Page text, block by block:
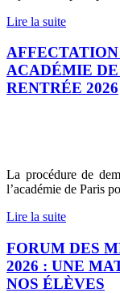
Lire la suite
AFFECTATION
ACADÉMIE
RENTRÉE 2026
La procédure de
l’académie de Paris
Lire la suite
FORUM DES
2026 : UNE
NOS ÉLÈVES